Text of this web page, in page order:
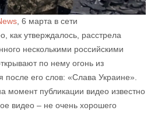
, 6 марта в сети
как утверждалось, расстрела
несколькими российскими
по нему огонь из
после его слов: «Слава Украине».
момент публикации видео известно
видео – не очень хорошего